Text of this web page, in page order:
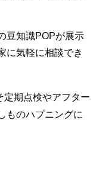
豆知識POPが展示
に気軽に相談でき
定期点検やアフター
ものハプニングに